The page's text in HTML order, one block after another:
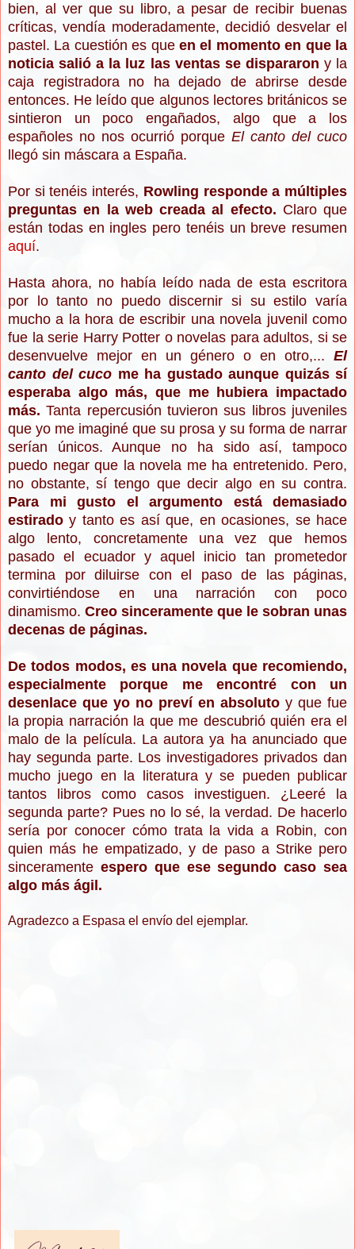
bien, al ver que su libro, a pesar de recibir buenas
críticas, vendía moderadamente, decidió desvelar el
pastel. La cuestión es que en el momento en que la
noticia salió a la luz las ventas se dispararon y la
caja registradora no ha dejado de abrirse desde
entonces. He leído que algunos lectores británicos se
sintieron un poco engañados, algo que a los
españoles no nos ocurrió porque El canto del cuco
llegó sin máscara a España.
Por si tenéis interés, Rowling responde a múltiples
preguntas en la web creada al efecto. Claro que
están todas en ingles pero tenéis un breve resumen
aquí.
Hasta ahora, no había leído nada de esta escritora
por lo tanto no puedo discernir si su estilo varía
mucho a la hora de escribir una novela juvenil como
fue la serie Harry Potter o novelas para adultos, si se
desenvuelve mejor en un género o en otro,... El
canto del cuco me ha gustado aunque quizás sí
esperaba algo más, que me hubiera impactado
más. Tanta repercusión tuvieron sus libros juveniles
que yo me imaginé que su prosa y su forma de narrar
serían únicos. Aunque no ha sido así, tampoco
puedo negar que la novela me ha entretenido. Pero,
no obstante, sí tengo que decir algo en su contra.
Para mi gusto el argumento está demasiado
estiradoy tanto es así que, en ocasiones, se hace
algo lento, concretamente una vez que hemos
pasado el ecuador y aquel inicio tan prometedor
termina por diluirse con el paso de las páginas,
convirtiéndose en una narración con poco
dinamismo. Creo sinceramente que le sobran unas
decenas de páginas.
De todos modos, es una novela que recomiendo,
especialmente porque me encontré con un
desenlace que yo no preví en absoluto y que fue
la propia narración la que me descubrió quién era el
malo de la película. La autora ya ha anunciado que
hay segunda parte. Los investigadores privados dan
mucho juego en la literatura y se pueden publicar
tantos libros como casos investiguen. ¿Leeré la
segunda parte? Pues no lo sé, la verdad. De hacerlo
sería por conocer cómo trata la vida a Robin, con
quien más he empatizado, y de paso a Strike pero
sinceramente espero que ese segundo caso sea
algo más ágil.
Agradezco a Espasa el envío del ejemplar.